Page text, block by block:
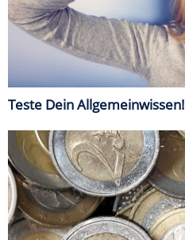
Teste Dein Allgemeinwissen!